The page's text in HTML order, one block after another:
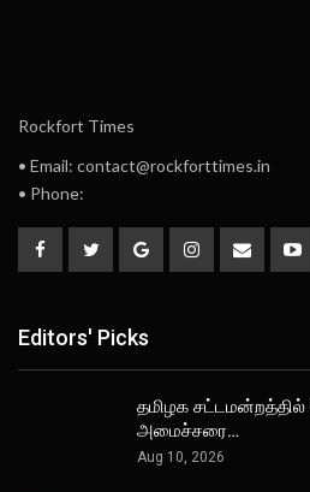
Rockfort Times
• Email: contact@rockforttimes.in
• Phone:
Editors' Picks
தமிழக
அமைச்சரை…
Aug 10, 2026